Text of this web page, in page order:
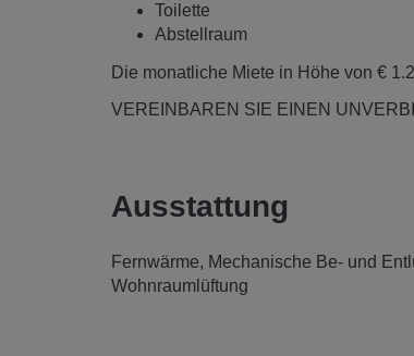
Toilette
Abstellraum
Die monatliche Miete in Höhe von €
VEREINBAREN SIE EINEN
Ausstattung
Fernwärme Mechanische Be- und
Wohnraumlüftung